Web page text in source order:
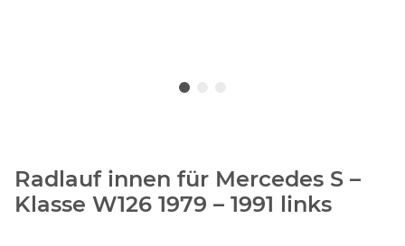
Radlauf innen für Mercedes S –
Klasse W126 1979 – 1991 links